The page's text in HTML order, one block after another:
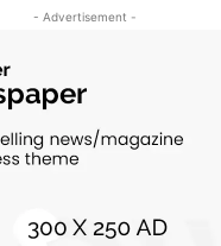
- Advertisement -